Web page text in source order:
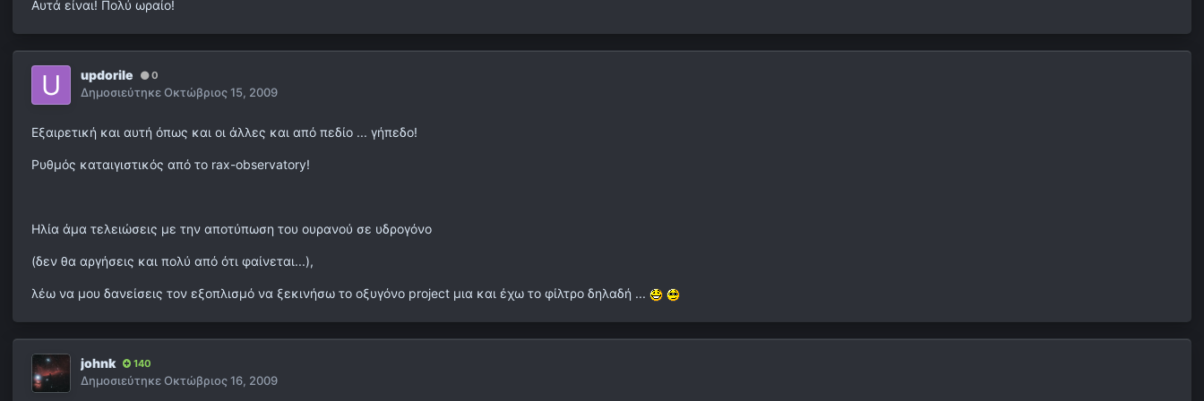
Αυτά είναι! Πολύ ωραίο!
updorile 0
ΔημοσιεύτηκεΟκτώβριος 15, 2009
Εξαιρετική και αυτή όπως και οι άλλες και από πεδίο ... γήπεδο!
Ρυθμός καταιγιστικός από το rax-observatory!
Ηλία άμα τελειώσεις με την αποτύπωση του ουρανού σε υδρογόνο
(δεν θα αργήσεις και πολύ από ότι φαίνεται...),
λέω να μου δανείσεις τον εξοπλισμό να ξεκινήσω το οξυγόνο project μια και έχω το φίλτρο δηλαδή ...
johnk 140
ΔημοσιεύτηκεΟκτώβριος 16, 2009